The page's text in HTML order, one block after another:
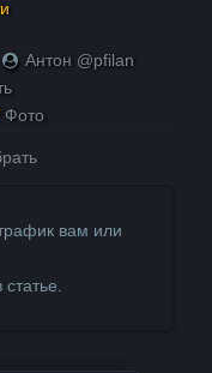
Антон @pfilan
Фото
вам или